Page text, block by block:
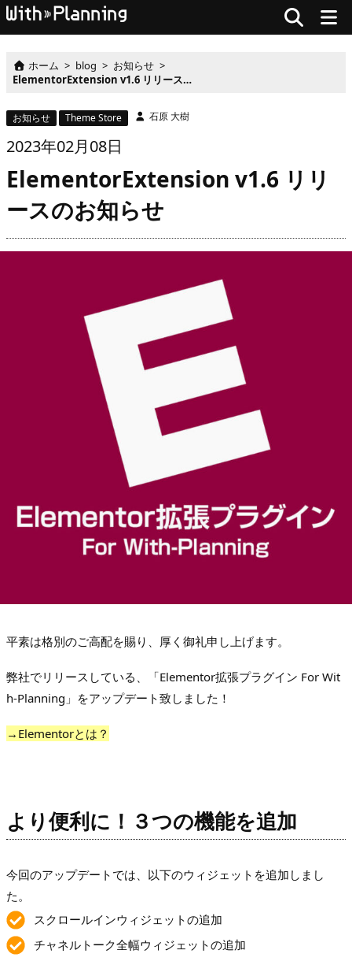
ホーム > blog > お知らせ >
ElementorExtension v1.6 リリースのお知らせ
お知らせ Theme Store 石原 大樹
2023年02月08日
ElementorExtension v1.6 リリ
ースのお知らせ
平素は格別のご高配を賜り、厚く御礼申し上げます。
弊社でリリースしている、「Elementor拡張プラグイン For Wit
h-Planning 」をアップデート致しました！
→Elementorとは？
より便利に！３つの機能を追加
今回のアップデートでは、以下のウィジェットを追加しまし
た。
スクロールインウィジェットの追加
チャネルトーク全幅ウィジェットの追加